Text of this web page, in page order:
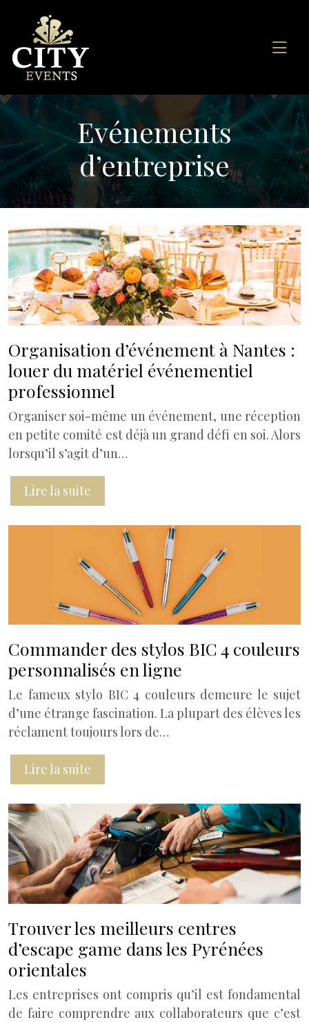
Evénements
d’entreprise
Organisation d’événement à Nantes :
louer du matériel événementiel
professionnel
Organiser soi-même un événement, une réception
en petite comité est déjà un grand défi en soi. Alors
lorsqu’il s’agit d’un…
Lire la suite
Commander des stylos BIC 4 couleurs
personnalisés en ligne
Le fameux stylo BIC 4 couleurs demeure le sujet
d’une étrange fascination. La plupart des élèves les
réclament toujours lors de…
Lire la suite
Trouver les meilleurs centres
d’escape game dans les Pyrénées
orientales
Les entreprises ont compris qu’il est fondamental
de faire comprendre aux collaborateurs que c’est